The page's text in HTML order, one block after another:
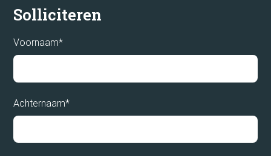
Home
Kandidaten
Dienstverlening
Solliciteren
Voornaam*
Achternaam*
Horst
Kessel
Panningen